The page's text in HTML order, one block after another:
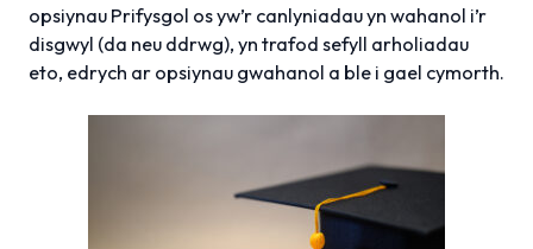
opsiynau Prifysgol os yw’r canlyniadau yn wahanol i’r
disgwyl (da neu ddrwg), yn trafod sefyll arholiadau
eto, edrych ar opsiynau gwahanol a ble i gael cymorth.